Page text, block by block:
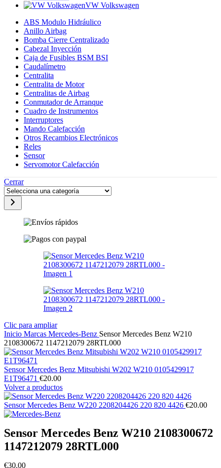
VW Volkswagen
ABS Modulo Hidráulico
Anillo Airbag
Bomba Cierre Centralizado
Cabezal Inyección
Caja de Fusibles BSM BSI
Caudalímetro
Centralita
Centralita de Motor
Centralitas de Airbag
Conmutador de Arranque
Cuadro de Instrumentos
Interruptores
Mando Calefacción
Otros Recambios Electrónicos
Reles
Sensor
Servomotor Calefacción
Cerrar
Selecciona
una
categoría
Clic para ampliar
Inicio Marcas Mercedes-Benz Sensor Mercedes Benz W210
2108300672 1147212079 28RTL000
Sensor Mercedes Benz Mitsubishi W202 W210 0105429917
E1T96471 €20.00
Volver a productos
Sensor Mercedes Benz W220 2208204426 220 820 4426 €20.00
Sensor Mercedes Benz W210 2108300672
1147212079 28RTL000
€30.00